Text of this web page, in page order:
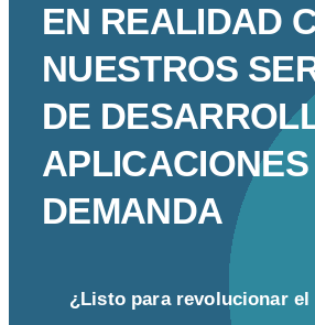
EN REALIDAD
NUESTROS
DE
DEMANDA
¿Listo para revolucionar el